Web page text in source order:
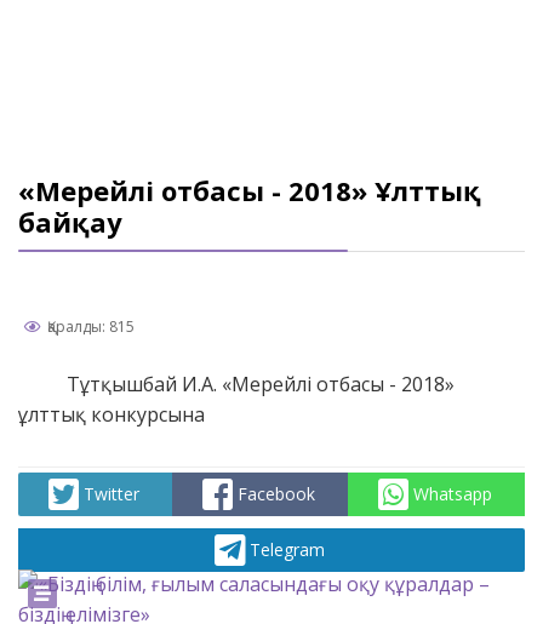
«Мерейлі отбасы - 2018» Ұлттық
байқау
Қаралды: 815
Тұтқышбай И.А. «Мерейлі отбасы - 2018»
ұлттық конкурсына
Twitter Facebook Whatsapp
Telegram